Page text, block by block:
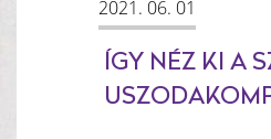
2021. 06. 01
ÍGY NÉZ KI A